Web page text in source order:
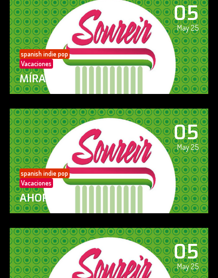
05
May 25
spanish indie pop
Vacaciones
MÍRAME
05
May 25
spanish indie pop
Vacaciones
AHORA SÍ!
05
May 25